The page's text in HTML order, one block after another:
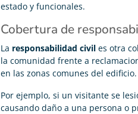
estado y funcionales.
Cobertura de
La responsabilidad civil es otra
la comunidad frente a
en las zonas comunes del edificio.
Por ejemplo, si un visitante se
causando daño a una persona o